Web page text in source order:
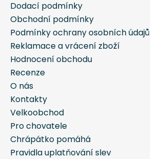
Dodací podmínky
Obchodní podmínky
Podmínky ochrany osobních údajů
Reklamace a vrácení zboží
Hodnocení obchodu
Recenze
O nás
Kontakty
Velkoobchod
Pro chovatele
Chrápátko pomáhá
Pravidla uplatňování slev